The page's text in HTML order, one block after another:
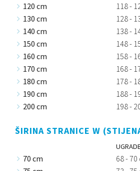
120 cm
118 -
130 cm
128 -
140 cm
138 -
150 cm
148 -
160 cm
158 -
170 cm
168 -
180 cm
178 -
190 cm
188 -
200 cm
198 -
ŠIRINA STRANICE W
70 cm
68 - 70